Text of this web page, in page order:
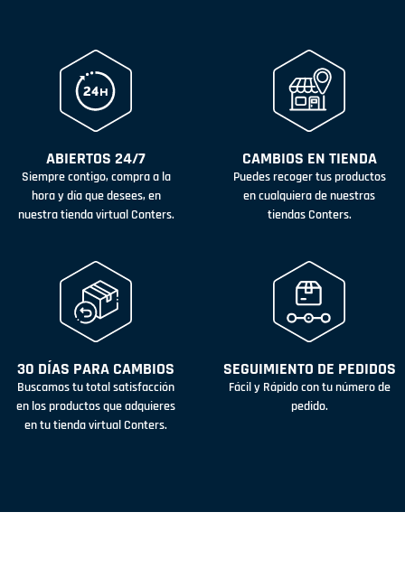
ABIERTOS 24/7
Siempre contigo, compra a la
hora y día que desees, en
nuestra tienda virtual Conters.
CAMBIOS EN TIENDA
Puedes recoger tus productos
en cualquiera de nuestras
tiendas Conters.
30 DÍAS PARA CAMBIOS
Buscamos tu total satisfacción
en los productos que adquieres
en tu tienda virtual Conters.
SEGUIMIENTO DE PEDIDOS
Fácil y Rápido con tu número de
pedido.